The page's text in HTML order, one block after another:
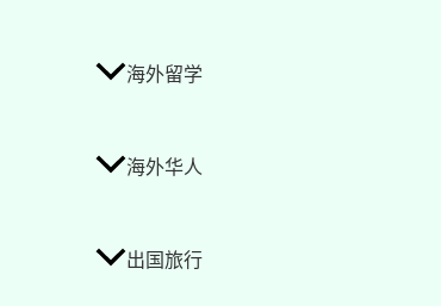
海外留学
海外华人
出国旅行